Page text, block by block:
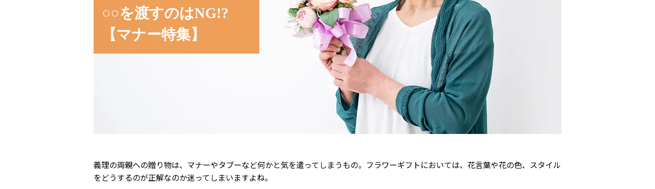
○○を渡すのはNG!?
【マナー特集】
義理の両親への贈り物は、マナーやタブーなど何かと気を遣ってしまうもの。フラワーギフトにおいては、花言葉や花の色、スタイル
をどうするのが正解なのか迷ってしまいますよね。